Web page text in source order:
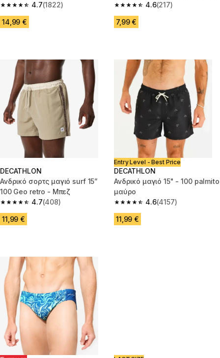
4.7
4.7 out of 5 stars from 1822 reviews
(1822)
14,99 €
Πράσινο 4.6
4.6 out of 5 stars from 217
(217)
7,99 €
DECATHLON
Ανδρικό σορτς μαγιό surf 15”
100 Geo retro - Μπεζ
4.7
4.7 out of 5 stars from 408 reviews
(408)
11,99 €
Entry Level - Best Price
DECATHLON
Ανδρικό μαγιό 15" - 100 palmito
μαύρο
4.6
4.6 out of 5 stars from 4157
(4157)
11,99 €